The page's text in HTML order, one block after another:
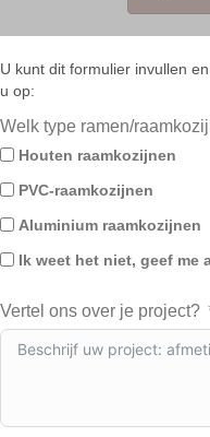
U kunt dit formulier invullen
u op:
Welk type ramen/
Houten raamkozijnen
PVC-raamkozijnen
Aluminium raamkozijnen
Ik weet het niet, geef me
Vertel ons over je project?